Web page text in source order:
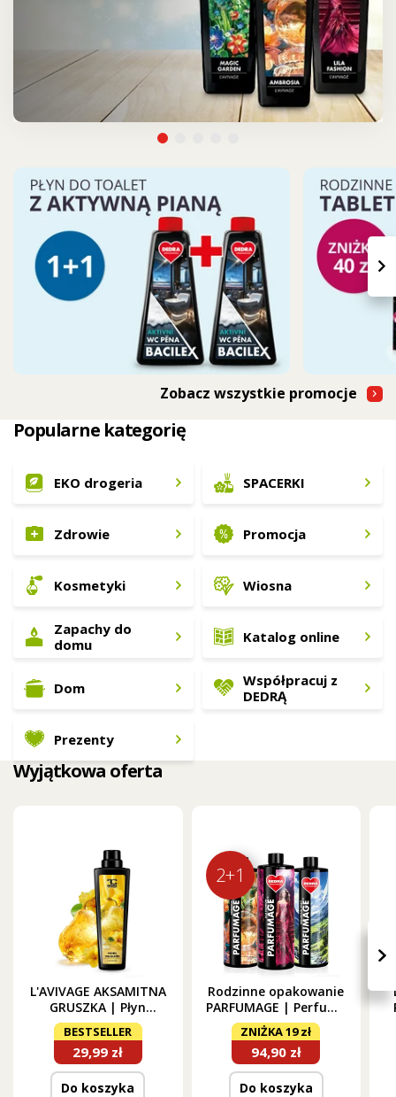
›
Zobacz wszystkie promocje
Popularne kategorię
EKO drogeria
Zdrowie
Kosmetyki
Zapachy do
domu
Dom
Prezenty
SPACERKI
Promocja
Wiosna
Katalog online
Współpracuj z
DEDRĄ
Wyjątkowa oferta
L'AVIVAGE AKSAMITNA
GRUSZKA | Płyn
zmiękczający | 750 ml
BESTSELLER
29,99 zł
Do koszyka
2+1
Rodzinne opakowanie
PARFUMAGE | Perfumy
do prania | LILA
FASHION & MOUNTAIN
SPIRIT & AMBROSIA |
500 ml × 3
ZNIŻKA 19 zł
94,90 zł
Do koszyka
›